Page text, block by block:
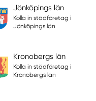
Jönköpings län
Kolla in städföretag i
Jönköpings län
Kronobergs län
Kolla in städföretag i
Kronobergs län